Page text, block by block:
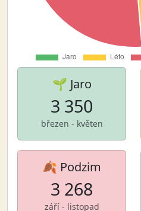
🌱 Jaro
3 350
březen - květen
🍂 Podzim
3 268
září - listopad